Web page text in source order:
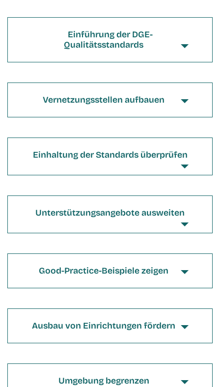
Einführung der DGE-
Qualitätsstandards
Vernetzungsstellen aufbauen
Einhaltung der Standards überprüfen
Unterstützungsangebote ausweiten
Good-Practice-Beispiele zeigen
Ausbau von Einrichtungen fördern
Umgebung begrenzen